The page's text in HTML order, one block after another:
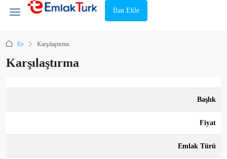
İlan Ekle
Ev Karşılaştırma
Karşılaştırma
Başlık
Fiyat
Emlak Türü